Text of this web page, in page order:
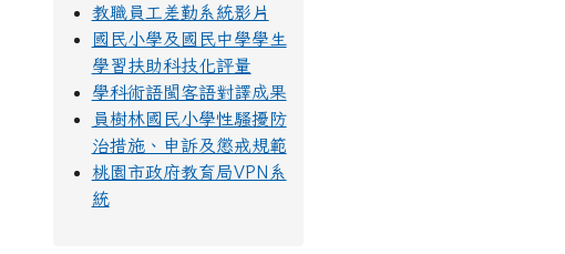
教職員工差勤系統影片
國民小學及國民中學學生
學習扶助科技化評量
學科術語閩客語對譯成果
員樹林國民小學性騷擾防
治措施、申訴及懲戒規範
桃園市政府教育局VPN系
統